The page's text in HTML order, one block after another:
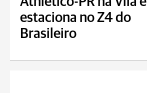
estaciona no Z4 do
Brasileiro